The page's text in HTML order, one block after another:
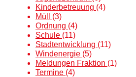
Kinderbetreuung (4)
Müll (3)
Ordnung (4)
Schule (11)
Stadtentwicklung (11)
Windenergie (5)
Meldungen Fraktion (1)
Termine (4)